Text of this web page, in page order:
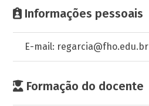
Informações pessoais
E-mail: regarcia@fho.edu.br
Formação do docente